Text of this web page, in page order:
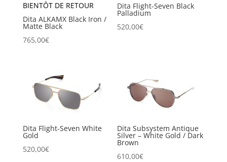
BIENTÔT DE RETOUR
Dita ALKAMX Black Iron /
Matte Black
765,00€
Dita Flight-Seven Black
Palladium
520,00€
Dita Flight-Seven White
Gold
520,00€
Dita Subsystem Antique
Silver – White Gold / Dark
Brown
610,00€